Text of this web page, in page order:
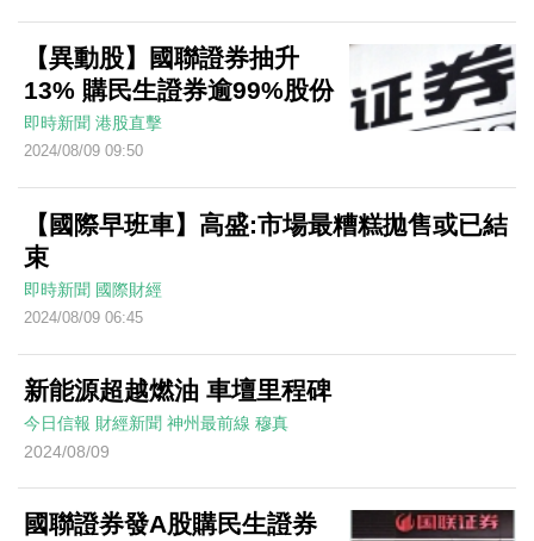
【異動股】國聯證券抽升
13% 購民生證券逾99%股份
即時新聞 港股直擊
2024/08/09 09:50
【國際早班車】高盛:市場最糟糕拋售或已結
束
即時新聞 國際財經
2024/08/09 06:45
新能源超越燃油 車壇里程碑
今日信報 財經新聞 神州最前線 穆真
2024/08/09
國聯證券發A股購民生證券